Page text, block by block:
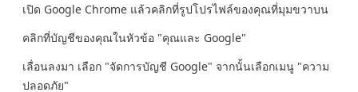
เปิด Google Chrome แล้วคลิกที่รูปโปรไฟล์ของคุณที่มุมขวาบน
คลิกที่บัญชีของคุณในหัวข้อ "คุณและ Google"
เลื่อนลงมา เลือก "จัดการบัญชี Google" จากนั้นเลือกเมนู "ความ
ปลอดภัย"